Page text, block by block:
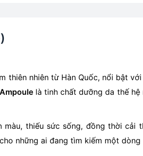
thiên nhiên từ Hàn Quốc, nổi bật
là tinh chất dưỡng da thế hệ
màu, thiếu sức sống, đồng thời
những ai đang tìm kiếm một